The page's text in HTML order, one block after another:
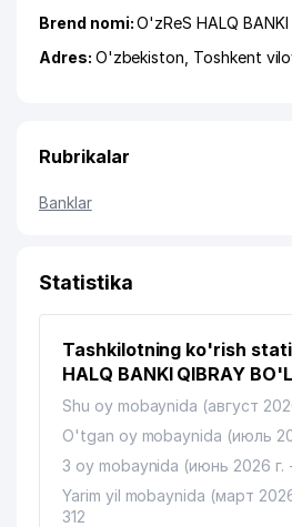
Brend nomi:O'zReS HALQ BANKI
Adres: O'zbekiston, Toshkent
Rubrikalar
Banklar
Statistika
Tashkilotning ko'rish
HALQ BANKI QIBRAY
Shu oy mobaynida (август
O'tgan oy mobaynida (июль
3 oy mobaynida (июнь 2026 г.
Yarim yil mobaynida (март
312